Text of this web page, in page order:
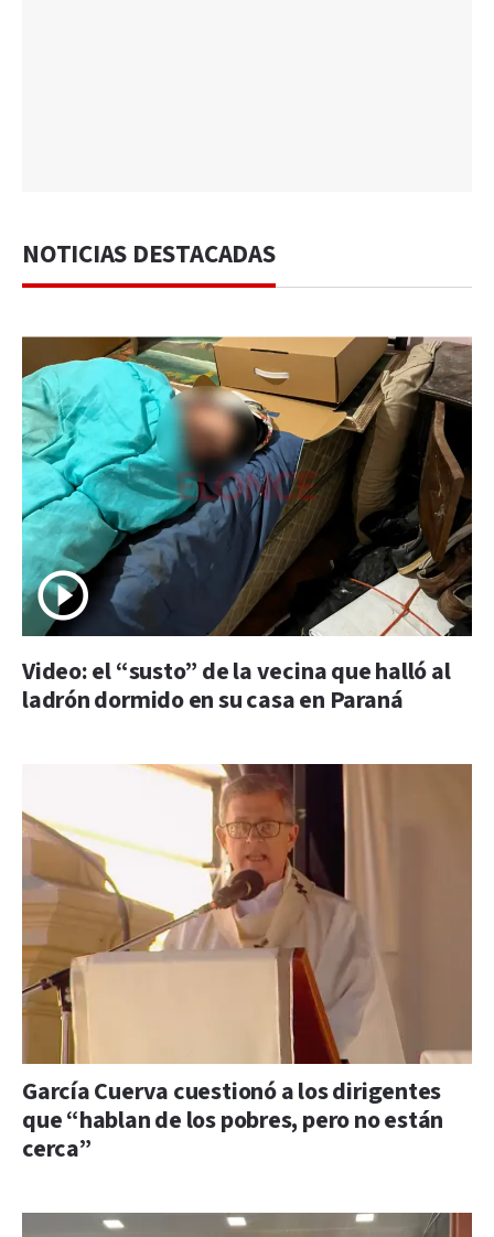
NOTICIAS DESTACADAS
Video: el “susto” de la vecina que halló al
ladrón dormido en su casa en Paraná
García Cuerva cuestionó a los dirigentes
que “hablan de los pobres, pero no están
cerca”